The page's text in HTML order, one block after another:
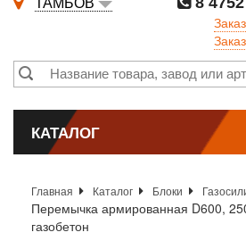
КАТАЛОГ
Главная Каталог Блоки
Перемычка армированная D600,
газобетон